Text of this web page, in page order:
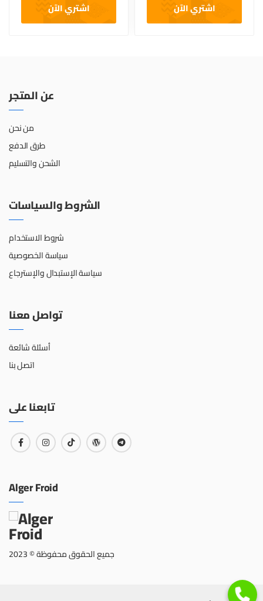
اشتري الآن
اشتري الآن
عن المتجر
من نحن
طرق الدفع
الشحن والتسليم
الشروط والسياسات
شروط الاستخدام
سياسة الخصوصية
سياسة الإستبدال والإسترجاع
تواصل معنا
أسئلة شائعة
اتصل بنا
تابعنا على
Alger Froid
جميع الحقوق محفوظة © 2023